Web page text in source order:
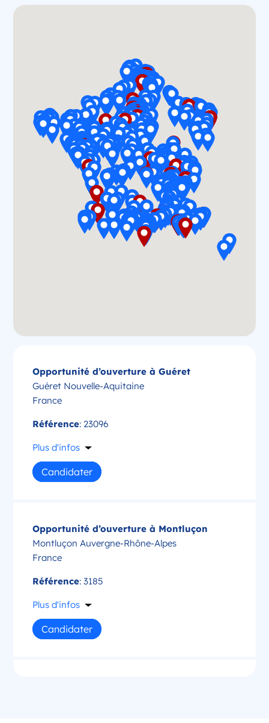
Opportunité d’ouverture à Guéret
Guéret Nouvelle-Aquitaine
France
Référence: 23096
Plus d'infos
Candidater
Opportunité d’ouverture à Montluçon
Montluçon Auvergne-Rhône-Alpes
France
Référence: 3185
Plus d'infos
Candidater